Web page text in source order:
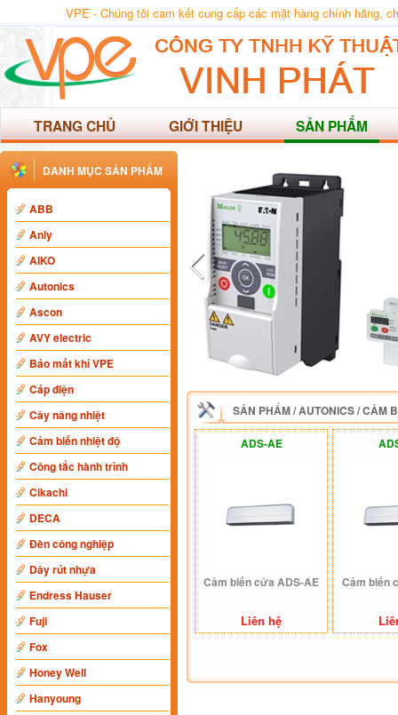
VPE - Chúng tôi cam kết cung cấp các mặt hàng chính hãng,
TRANG CHỦ GIỚI THIỆU SẢN PHẨM
DANH MỤC SẢN PHẨM
ABB
Anly
AIKO
Autonics
Ascon
AVY electric
Báo mất khí VPE
Cáp điện
Cây nâng nhiệt
Cảm biến nhiệt độ
Công tắc hành trình
Cikachi
DECA
Đèn công nghiệp
Dây rút nhựa
Endress Hauser
Fuji
Fox
Honey Well
Hanyoung
SẢN PHẨM/AUTONICS/CẢM
ADS-AE
Cảm biến cửa ADS-AE
Liên hệ
Cảm biến